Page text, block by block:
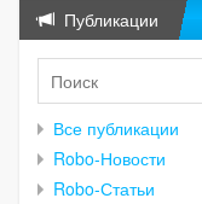
Публикации
Все публикации
Robo-Новости
Robo-Статьи